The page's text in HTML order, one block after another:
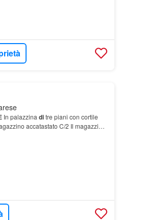
In palazzina ditre piani con cortile
accatastato C/2 Il magazzino